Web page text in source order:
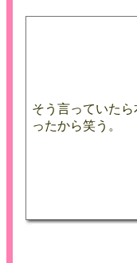
そう言っていた
ったから笑う。